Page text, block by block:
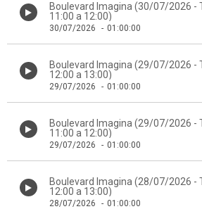
Boulevard Imagina (30/07/2026 -
11:00 a 12:00)
30/07/2026 - 01:00:00
Boulevard Imagina (29/07/2026 -
12:00 a 13:00)
29/07/2026 - 01:00:00
Boulevard Imagina (29/07/2026 -
11:00 a 12:00)
29/07/2026 - 01:00:00
Boulevard Imagina (28/07/2026 -
12:00 a 13:00)
28/07/2026 - 01:00:00